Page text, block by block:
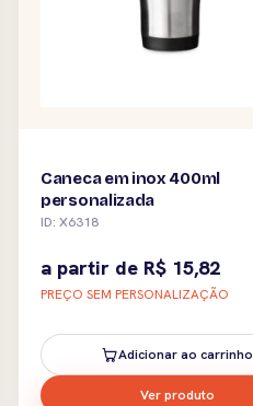
Caneca em inox 400ml
personalizada
ID: X6318
a partir de R$ 15,82
PREÇO SEM PERSONALIZAÇÃO
Adicionar ao carrinho
Ver produto